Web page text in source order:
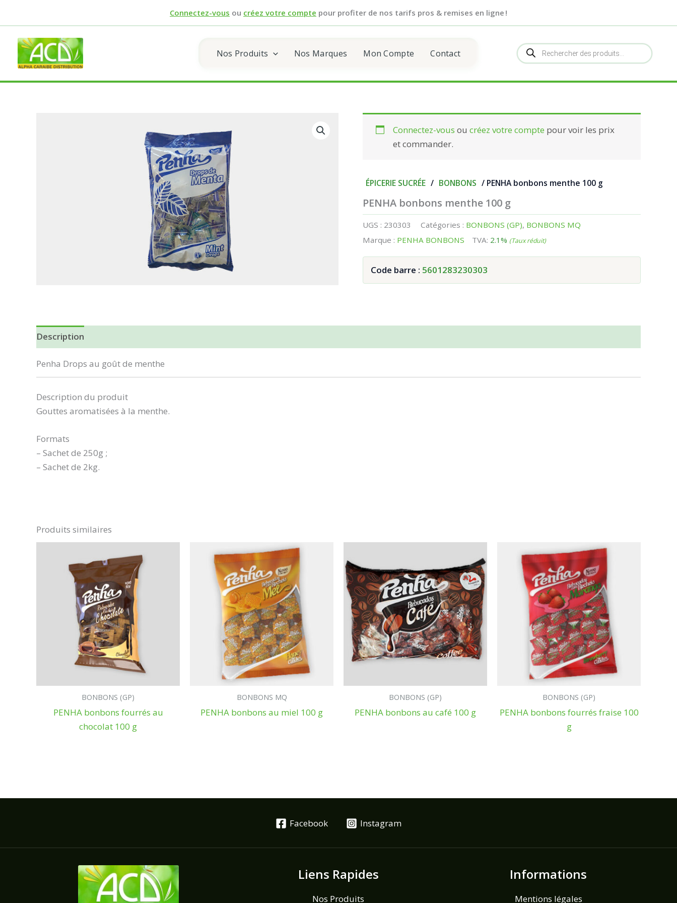
Connectez-vous ou créez votre compte pour profiter de nos tarifs pros & remises en ligne !
Nos Produits Nos Marques Mon Compte Contact
Recherche
de
Connectez-vous ou créez votre compte pour voir les prix
et commander.
ÉPICERIE SUCRÉE / BONBONS / PENHA bonbons menthe 100 g
PENHA bonbons menthe 100 g
UGS : 230303 Catégories : BONBONS (GP), BONBONS MQ
Marque : PENHA BONBONS TVA: 2.1% (Taux réduit)
Code barre : 5601283230303
Description
Penha Drops au goût de menthe
Description du produit
Gouttes aromatisées à la menthe.
Formats
– Sachet de 250g ;
– Sachet de 2kg.
Produits similaires
BONBONS (GP)
PENHA bonbons fourrés au
chocolat 100 g
BONBONS MQ
PENHA bonbons au miel 100 g
BONBONS (GP)
PENHA bonbons au café 100 g
BONBONS (GP)
PENHA bonbons fourrés fraise 100
g
Facebook Instagram
Liens Rapides
Nos Produits
Informations
Mentions légales